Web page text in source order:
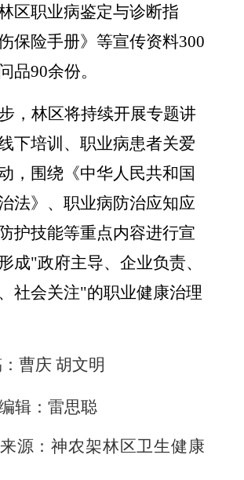
区职业病鉴定与诊断指
保险手册》等宣传资料300
品90余份。
，林区将持续开展专题讲
下培训、职业病患者关爱
，围绕《中华人民共和国
法》、职业病防治应知应
护技能等重点内容进行宣
成"政府主导、企业负责、
社会关注"的职业健康治理
曹庆 胡文明
辑：雷思聪
源：神农架林区卫生健康